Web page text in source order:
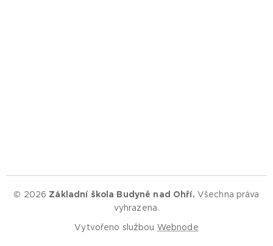
© 2026 Základní škola Budyně nad Ohří. Všechna práva
vyhrazena.
Vytvořeno službou Webnode